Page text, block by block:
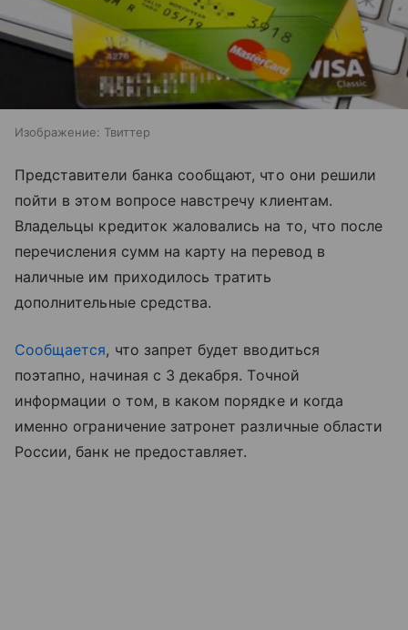
Изображение: Твиттер
Представители банка сообщают, что они решили
пойти в этом вопросе навстречу клиентам.
Владельцы кредиток жаловались на то, что после
перечисления сумм на карту на перевод в
наличные им приходилось тратить
дополнительные средства.
Сообщается, что запрет будет вводиться
поэтапно, начиная с 3 декабря. Точной
информации о том, в каком порядке и когда
именно ограничение затронет различные области
России, банк не предоставляет.